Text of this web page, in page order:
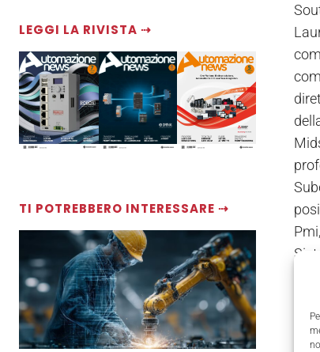
LEGGI LA RIVISTA ⇢
TI POTREBBERO INTERESSARE ⇢